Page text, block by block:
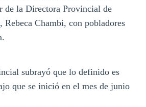
de la Directora Provincial de
Rebeca Chambi, con pobladores
subrayó que lo definido es
que se inició en el mes de junio